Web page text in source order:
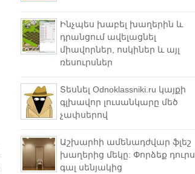
Ինչպես խաբել խաղերին և
դրանցում ավելացնել
միավորներ, ոսկիներ և այլ
ռեսուրսներ
Տեսնել Odnoklassniki.ru կայքի
գլխավոր լուսանկարը մեծ
չափսերով
Աշխարհի ամենադժվար ֆլեշ
խաղերից մեկը: Փորձեք դուրս
գալ սենյակից